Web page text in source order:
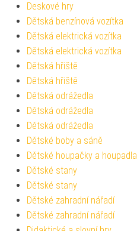
Deskové hry
Dětská benzínová vozítka
Dětská elektrická vozítka
Dětská elektrická vozítka
Dětská hřiště
Dětská hřiště
Dětská odrážedla
Dětská odrážedla
Dětská odrážedla
Dětské boby a sáně
Dětské houpačky a houpadla
Dětské stany
Dětské stany
Dětské zahradní nářadí
Dětské zahradní nářadí